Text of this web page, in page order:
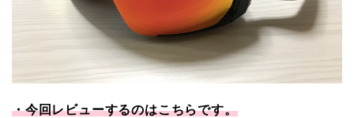
・今回レビューするのはこちらです。